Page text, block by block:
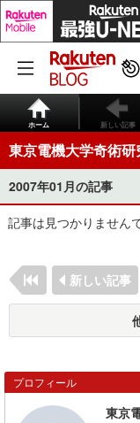
ホーム 新しい記事
東京電機大学奇術研
2007年01月の記事
記事は見つかりません
新しい記事
プロフィール
東京